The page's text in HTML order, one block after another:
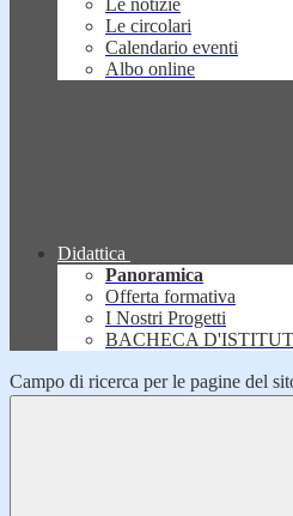
Le notizie
Le circolari
Calendario eventi
Albo online
Didattica
Panoramica
Offerta formativa
I Nostri Progetti
BACHECA
Campo di ricerca per le pagine del